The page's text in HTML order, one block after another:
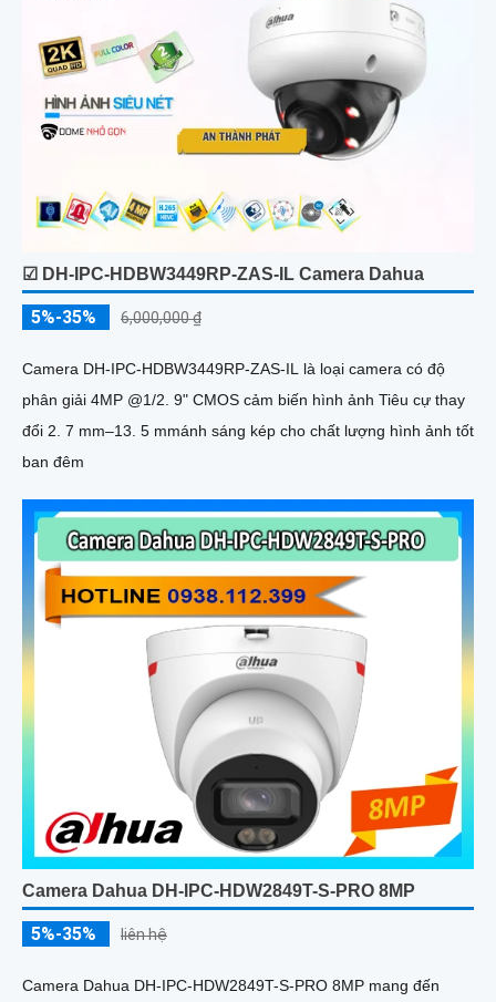
☑ DH-IPC-HDBW3449RP-ZAS-IL Camera Dahua
5%-35% 6,000,000 ₫
Camera DH-IPC-HDBW3449RP-ZAS-IL là loại camera có độ
phân giải 4MP @1/2. 9" CMOS cảm biến hình ảnh Tiêu cự thay
đổi 2. 7 mm–13. 5 mmánh sáng kép cho chất lượng hình ảnh tốt
ban đêm
Camera Dahua DH-IPC-HDW2849T-S-PRO 8MP
5%-35% liên hệ
Camera Dahua DH-IPC-HDW2849T-S-PRO 8MP mang đến